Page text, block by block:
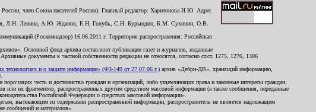
член Союза писателей России). Главный редактор: Харитонова И.Ю. Адрес
Л.Н. Левина, А.Ю. Жданов, Е.Н. Голубь, С.Н. Бурындин, Б.М. Сухинин, О.В.
(Роскомнадзор) 16.06.2011 г. Территория распространения: Российская
Основной фонд архива составляют публикации газет и журналов, изданные
документы к частной собственности редакции не относятся, согласно ст.ст. 1275, 1276, 1306
и о защите информации» (ФЗ-149 от 27.07.06 г.) архив «Дебри-ДВ», хранящий информацию,
честь и достоинство граждан и организаций, либо ущемляющих права и законные интересы граждан,
их фрагментов, распространенных другим средством массовой информации (а также сообщения, переданные
Российской Федерации о средствах массовой информации».
вытекающим из содержания распространенной информации, распространитель не является надлежащим
сообщений и материалов».